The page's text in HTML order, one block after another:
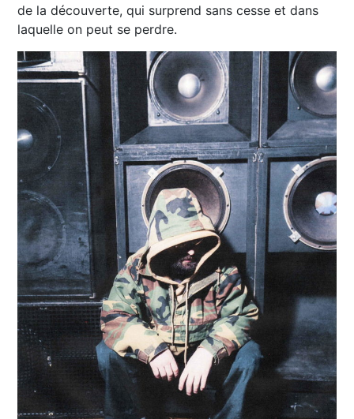
de la découverte, qui surprend sans cesse et dans
laquelle on peut se perdre.